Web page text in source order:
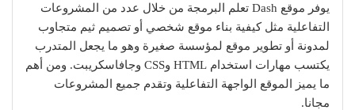
يوفر موقع Dash تعلم البرمجة من خلال عدد من المشروعات
التفاعلية مثل كيفية بناء موقع شخصي أو تصميم ثيم متجاوب
لمدونة أو تطوير موقع لمؤسسة صغيرة وهو ما يجعل المتدرب
يكتسب مهارات استخدام HTML وCSS وجافاسكريبت. ومن أهم
ما يميز الموقع الواجهة التفاعلية وتقدم جميع المشروعات
مجانا.